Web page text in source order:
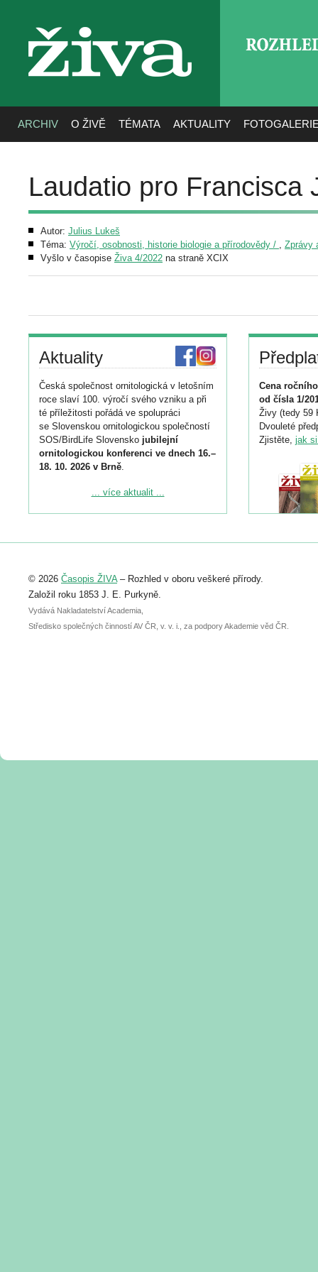
živa
ARCHIV O ŽIVĚ TÉMATA AKTUALITY
Laudatio pro Francisca
Autor: Julius Lukeš
Téma: Výročí, osobnosti, historie biologie a přírodovědy / , Zprávy
Vyšlo v časopise Živa 4/2022 na straně XCIX
Aktuality
Česká společnost ornitologická v letošním
roce slaví 100. výročí svého vzniku a při
té příležitosti pořádá ve spolupráci
se Slovenskou ornitologickou společností
SOS/BirdLife Slovensko jubilejní
ornitologickou konferenci ve dnech 16.–
18. 10. 2026 v Brně.
Podrobnější informace ke konferenci
Registrovat se můžete do 6. září.
abstraktu přihlášené přednášky nebo
posteru je už 30. června.
... více aktualit ...
Cena
od čísla 1/
Živy (tedy 59
Dvouleté
Zjistěte, jak
© 2026 Časopis ŽIVA– Rozhled v oboru veškeré přírody.
Založil roku 1853 J. E. Purkyně.
Vydává Nakladatelství Academia,
Středisko společných činností AV ČR, v. v. i., za podpory Akademie věd ČR.